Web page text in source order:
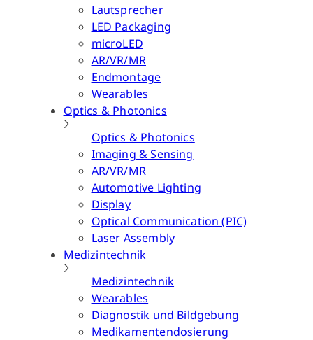
Lautsprecher
LED Packaging
microLED
AR/VR/MR
Endmontage
Wearables
Optics & Photonics
Optics & Photonics
Imaging & Sensing
AR/VR/MR
Automotive Lighting
Display
Optical Communication (PIC)
Laser Assembly
Medizintechnik
Medizintechnik
Wearables
Diagnostik und Bildgebung
Medikamentendosierung